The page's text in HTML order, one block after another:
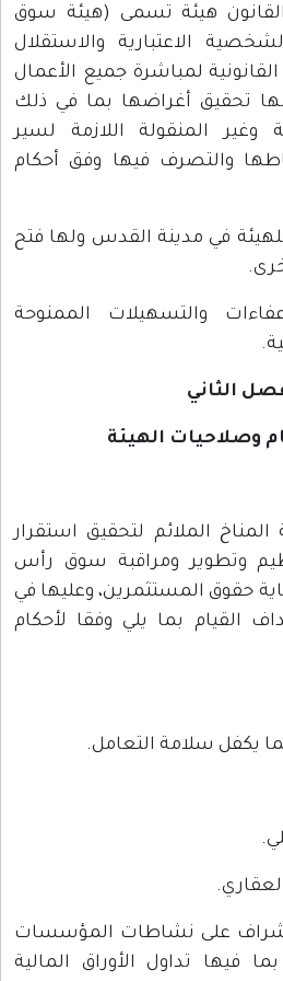
هيئة تسمى (هيئة سوق
الاعتبارية والاستقلال
القانونية لمباشرة جميع الأعمال
تحقيق أغراضها بما في ذلك
وغير المنقولة اللازمة لسير
والتصرف فيها وفق أحكام
في مدينة القدس ولها فتح
والتسهيلات الممنوحة
الثاني
وصلاحيات الهيئة
الملائم لتحقيق استقرار
وتطوير ومراقبة سوق رأس
حقوق المستثمرين، وعليها في
القيام بما يلي وفقا لأحكام
يكفل سلامة التعامل.
على نشاطات المؤسسات
فيها تداول الأوراق المالية